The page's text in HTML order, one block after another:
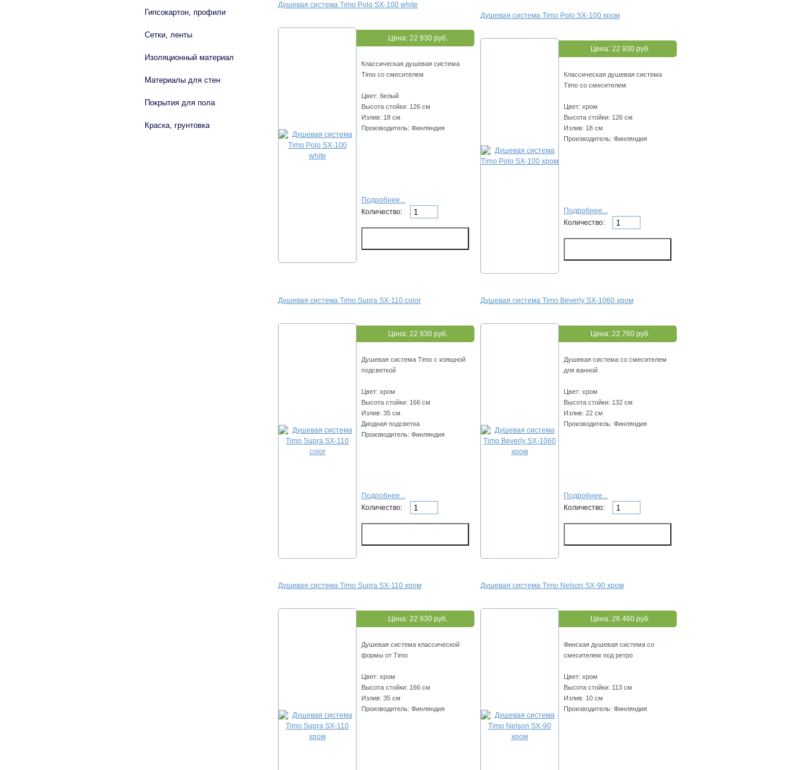
Душевая система Timo Polo SX-100 white
Цена: 22 930 руб.
Классическая душевая система
Timo со смесителем
Цвет: белый
Высота стойки: 126 см
Излив: 18 см
Производитель: Финляндия
Подробнее...
Количество:
Душевая система Timo Polo SX-100 хром
Цена: 22 930 руб.
Классическая душевая система
Timo со смесителем
Цвет: хром
Высота стойки: 126 см
Излив: 18 см
Производитель: Финляндия
Подробнее...
Количество:
Душевая система Timo Supra SX-110 color
Цена: 22 930 руб.
Душевая система Timo с изящной
подсветкой
Цвет: хром
Высота стойки: 166 см
Излив: 35 см
Диодная подсветка
Производитель: Финляндия
Подробнее...
Количество:
Душевая система Timo Beverly SX-1060 хром
Цена: 22 760 руб.
Душевая система со смесителем
для ванной
Цвет: хром
Высота стойки: 132 см
Излив: 22 см
Производитель: Финляндия
Подробнее...
Количество:
Душевая система Timo Supra SX-110 хром
Цена: 22 930 руб.
Душевая система классической
формы от Timo
Цвет: хром
Высота стойки: 166 см
Излив: 35 см
Производитель: Финляндия
Душевая система Timo Nelson SX-90 хром
Цена: 26 460 руб.
Финская душевая система со
смесителем под ретро
Цвет: хром
Высота стойки: 113 см
Излив: 10 см
Производитель: Финляндия
Гипсокартон, профили
Сетки, ленты
Изоляционный материал
Материалы для стен
Покрытия для пола
Краска, грунтовка